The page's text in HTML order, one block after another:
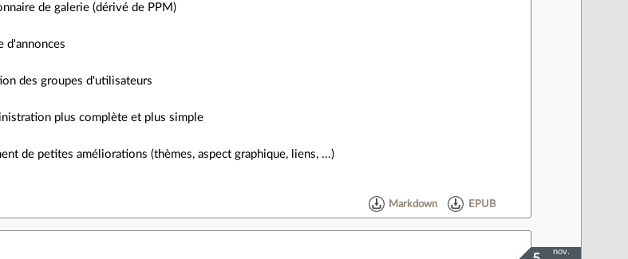
de galerie (dérivé de PPM)
d'annonces
des groupes d'utilisateurs
plus complète et plus simple
de petites améliorations (thèmes, aspect graphique, liens, ...)
Markdown EPUB
nov.